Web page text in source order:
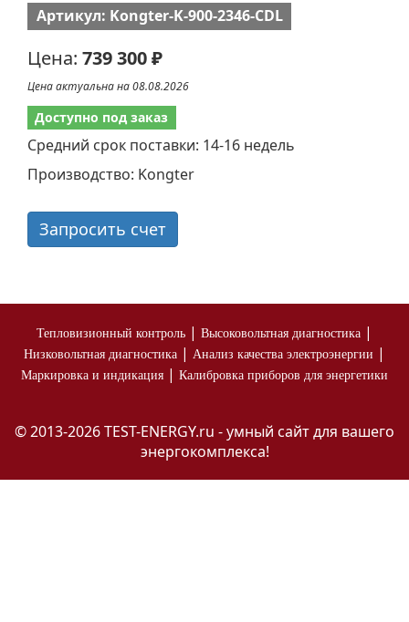
Артикул: Kongter-K-900-2346-CDL
Цена: 739 300 ₽
Цена актуальна на 08.08.2026
Доступно под заказ
Средний срок поставки: 14-16 недель
Производство: Kongter
Запросить счет
Тепловизионный контроль | Высоковольтная диагностика |
Низковольтная диагностика | Анализ качества электроэнергии |
Маркировка и индикация | Калибровка приборов для энергетики
© 2013-2026 TEST-ENERGY.ru - умный сайт для вашего
энергокомплекса!